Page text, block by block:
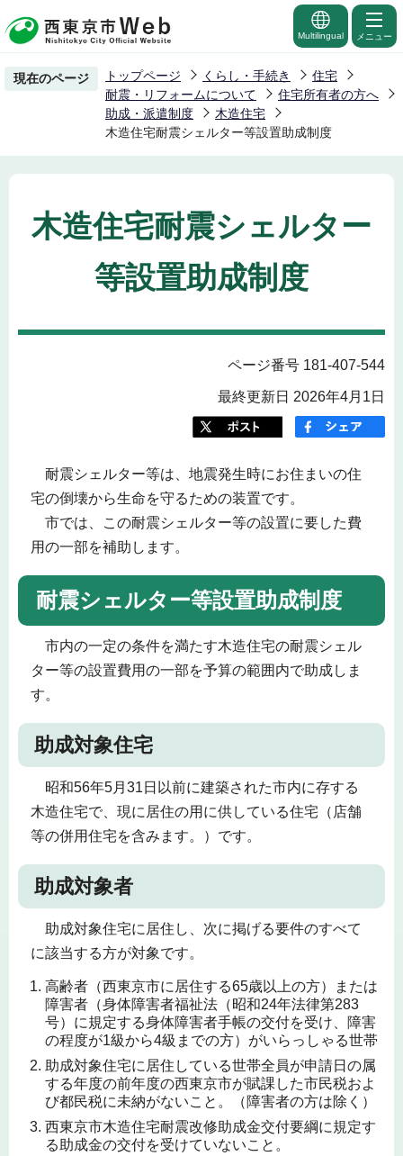
の
ー
先
頭
Multilingual メニュー
現在のページ トップページ くらし・手続き
住宅
耐震・リフォームについて
住宅所有者の方へ
助成・派遣制度
木造住宅
木造住宅耐震シェルター等設置助成制度
木造住宅耐震シェルター
等設置助成制度
ページ番号 181-407-544
最終更新日 2026年4月1日
耐震シェルター等は、地震発生時にお住まいの住
宅の倒壊から生命を守るための装置です。
市では、この耐震シェルター等の設置に要した費
用の一部を補助します。
耐震シェルター等設置助成制度
市内の一定の条件を満たす木造住宅の耐震シェル
ター等の設置費用の一部を予算の範囲内で助成しま
す。
助成対象住宅
昭和56年5月31日以前に建築された市内に存する
木造住宅で、現に居住の用に供している住宅（店舗
等の併用住宅を含みます。）です。
助成対象者
助成対象住宅に居住し、次に掲げる要件のすべて
に該当する方が対象です。
高齢者（西東京市に居住する65歳以上の方）または
障害者（身体障害者福祉法（昭和24年法律第283
号）に規定する身体障害者手帳の交付を受け、障害
の程度が1級から4級までの方）がいらっしゃる世帯
助成対象住宅に居住している世帯全員が申請日の属
する年度の前年度の西東京市が賦課した市民税およ
び都民税に未納がないこと。（障害者の方は除く）
西東京市木造住宅耐震改修助成金交付要綱に規定す
る助成金の交付を受けていないこと。